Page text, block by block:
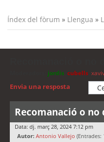
Índex del fòrum » Llengua »
jordis cubells
Envia una resposta
Recomanació o no
Data: dj. març 28, 2024 7:12 pm
Autor: Antonio Vallejo (Entrades: